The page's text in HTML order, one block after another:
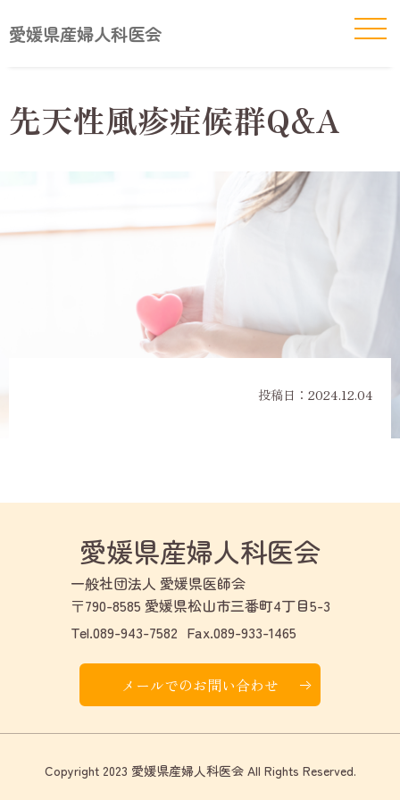
愛媛県産婦人科医会
先天性風疹症候群Q&A
投稿日： 2024.12.04
愛媛県産婦人科医会
一般社団法人 愛媛県医師会
〒790-8585 愛媛県松山市三番町4丁目5-3
Tel.089-943-7582 Fax.089-933-1465
メールでのお問い合わせ
Copyright 2023 愛媛県産婦人科医会 All Rights Reserved.